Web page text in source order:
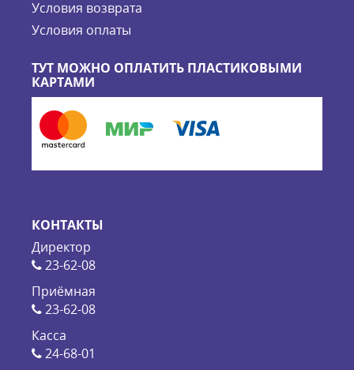
Условия возврата
Условия оплаты
ТУТ МОЖНО ОПЛАТИТЬ ПЛАСТИКОВЫМИ
КАРТАМИ
КОНТАКТЫ
Директор
23-62-08
Приёмная
23-62-08
Касса
24-68-01